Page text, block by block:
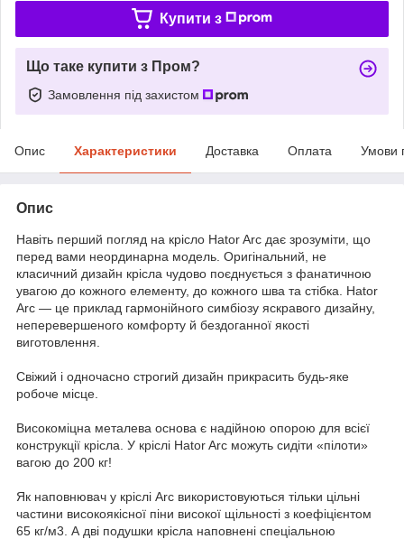
Купити з
Що таке купити з Пром?
Замовлення під захистом
Опис Характеристики Доставка Оплата Умови
Опис
Навіть перший погляд на крісло Hator Arc дає зрозуміти, що
перед вами неординарна модель. Оригінальний, не
класичний дизайн крісла чудово поєднується з фанатичною
увагою до кожного елементу, до кожного шва та стібка. Hator
Arc — це приклад гармонійного симбіозу яскравого дизайну,
неперевершеного комфорту й бездоганної якості
виготовлення.
Свіжий і одночасно строгий дизайн прикрасить будь-яке
робоче місце.
Високоміцна металева основа є надійною опорою для всієї
конструкції крісла. У кріслі Hator Arc можуть сидіти «пілоти»
вагою до 200 кг!
Як наповнювач у кріслі Arc використовуються тільки цільні
частини високоякісної піни високої щільності з коефіцієнтом
65 кг/м3. А дві подушки крісла наповнені спеціальною